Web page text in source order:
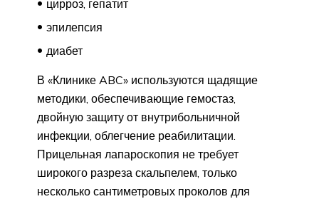
цирроз, гепатит
эпилепсия
диабет
В «Клинике ABC» используются щадящие
методики, обеспечивающие гемостаз,
двойную защиту от внутрибольничной
инфекции, облегчение реабилитации.
Прицельная лапароскопия не требует
широкого разреза скальпелем, только
несколько сантиметровых проколов для